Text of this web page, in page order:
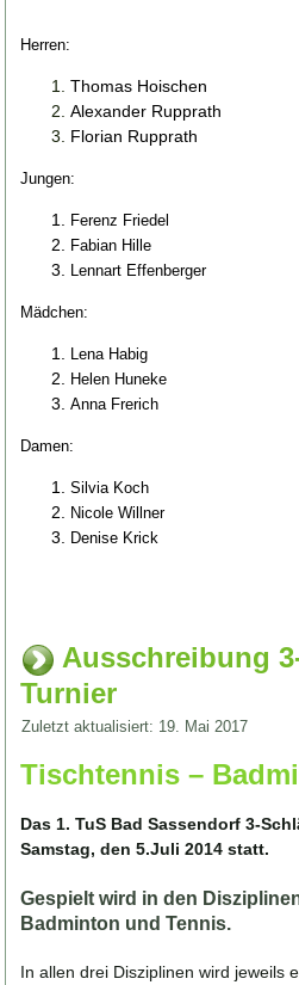
Herren:
Thomas Hoischen
Alexander Rupprath
Florian Rupprath
Jungen:
Ferenz Friedel
Fabian Hille
Lennart Effenberger
Mädchen:
Lena Habig
Helen Huneke
Anna Frerich
Damen:
Silvia Koch
Nicole Willner
Denise Krick
Ausschreibung
Turnier
Zuletzt aktualisiert: 19. Mai 2017
Tischtennis –
Das 1. TuS Bad Sassendorf 3-
Samstag, den 5.Juli 2014 statt.
Gespielt wird in den
Badminton und Tennis.
In allen drei Disziplinen wird jeweils